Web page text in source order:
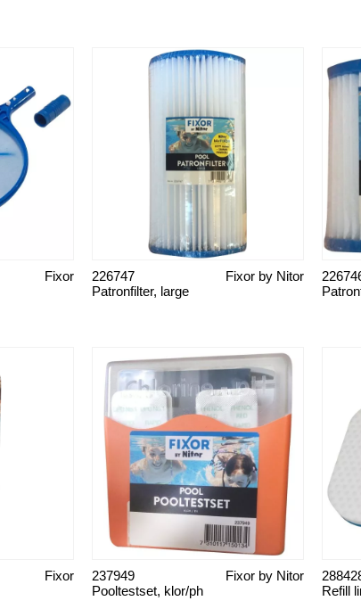
Fixor
Patronfilter, large
Fixor by Nitor
226747
Fixor
Pooltestset, klor/ph
Fixor by Nitor
237949